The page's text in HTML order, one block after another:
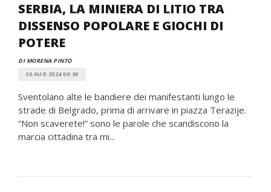
SERBIA, LA MINIERA DI LITIO TRA
DISSENSO POPOLARE E GIOCHI DI
POTERE
DI MORENA PINTO
20 AUG 2024 09:30
Sventolano alte le bandiere dei manifestanti lungo le
strade di Belgrado, prima di arrivare in piazza Terazije.
“Non scaverete!” sono le parole che scandiscono la
marcia cittadina tra mi...